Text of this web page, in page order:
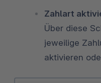
Zahlart
Über diese
jeweilige
aktivieren